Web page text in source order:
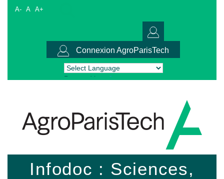
A- A A+
Connexion AgroParisTech
Powered by Translate
Infodoc : Sciences,